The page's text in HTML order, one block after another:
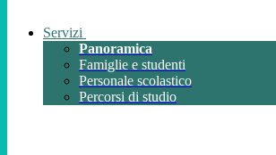
Servizi
Panoramica
Famiglie e studenti
Personale scolastico
Percorsi di studio